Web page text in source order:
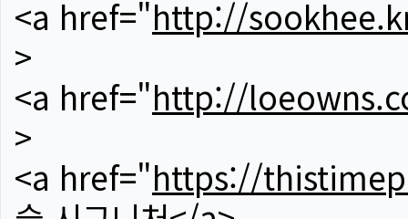
<a href="http://
>
<a href="http://
>
<a href="https://